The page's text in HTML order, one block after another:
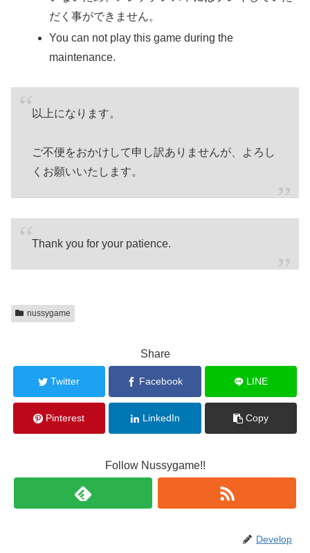
だく事ができません。
You can not play this game during the
maintenance.
以上になります。
ご不便をおかけして申し訳ありませんが、よろし
くお願いいたします。
Thank you for your patience.
nussygame
Share
Twitter Facebook LINE
Pinterest LinkedIn Copy
Follow Nussygame!!
Develop